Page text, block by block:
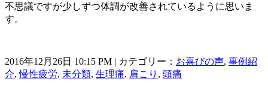
不思議ですが少しずつ体調が改善されているように思いま
す。
2016年12月26日 10:15 PM | カテゴリー： お喜びの声, 事例紹
介,慢性疲労, 未分類, 生理痛, 肩こり , 頭痛